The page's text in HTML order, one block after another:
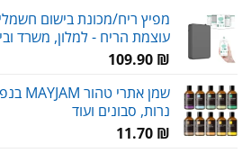
מפיץ ריח/מכונת בישום
עוצמת הריח - למלון, משרד
109.90 ₪
נרות, סבונים ועוד
11.70 ₪